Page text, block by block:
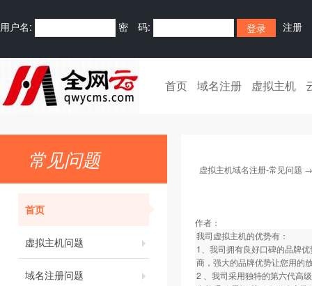
用户名: 密 码: 注册
首页 域名注册 虚拟主机
常见问题
首页
虚拟主机问题
域名注册问题
虚拟主机域名注册-常见问题
作者：
我司虚拟主机的优势有：
1、我司拥有良好口碑的品牌
商，强大的品牌优势让您用的
2 、我司采用独特的第六代高